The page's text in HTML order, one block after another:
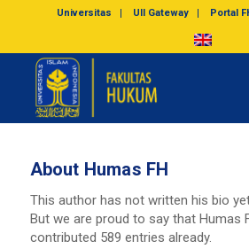
Universitas UII Gateway Portal
About Humas FH
This author has not written his bio
But we are proud to say that Humas
contributed 589 entries already.